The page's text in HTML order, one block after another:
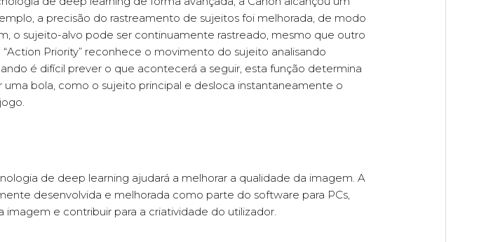
a precisão do rastreamento de sujeitos foi melhorada, de modo
o sujeito-alvo pode ser continuamente rastreado, mesmo que outro
Priority” reconhece o movimento do sujeito analisando
é difícil prever o que acontecerá a seguir, esta função determina
bola, como o sujeito principal e desloca instantaneamente o
de deep learning ajudará a melhorar a qualidade da imagem. A
desenvolvida e melhorada como parte do software para PCs,
e contribuir para a criatividade do utilizador.